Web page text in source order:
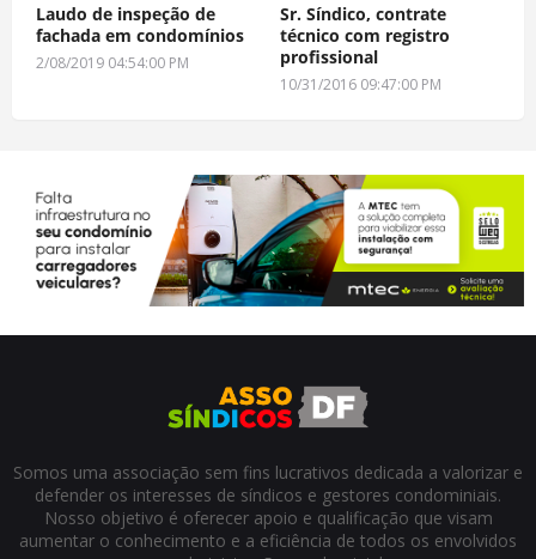
Laudo de inspeção de
fachada em condomínios
2/08/2019 04:54:00 PM
Sr. Síndico, contrate
técnico com registro
profissional
10/31/2016 09:47:00 PM
Somos uma associação sem fins lucrativos dedicada a valorizar e
defender os interesses de síndicos e gestores condominiais.
Nosso objetivo é oferecer apoio e qualificação que visam
aumentar o conhecimento e a eficiência de todos os envolvidos